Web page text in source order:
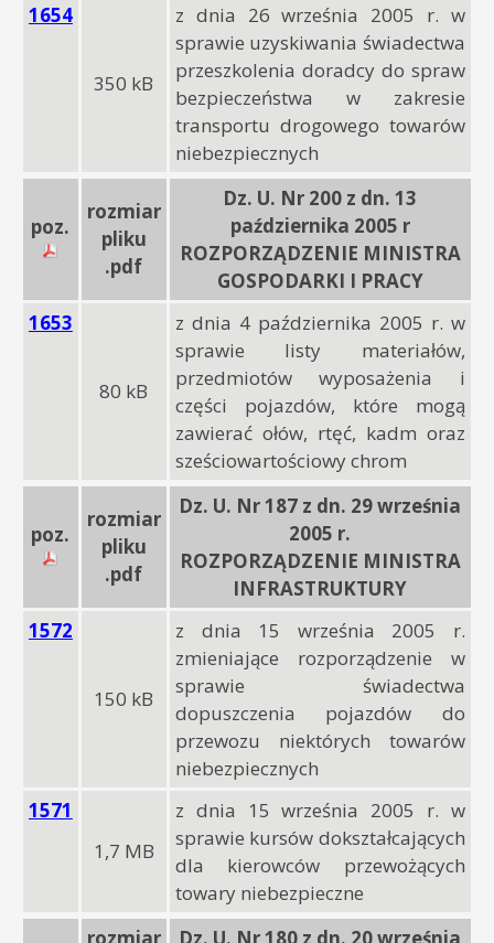
1654
350 kB
z dnia 26 września 2005 r. w
sprawie uzyskiwania świadectwa
przeszkolenia doradcy do spraw
bezpieczeństwa w zakresie
transportu drogowego towarów
niebezpiecznych
poz.
rozmiar
pliku
.pdf
Dz. U. Nr 200 z dn. 13
października 2005 r
ROZPORZĄDZENIE MINISTRA
GOSPODARKI I PRACY
1653
80 kB
z dnia 4 października 2005 r. w
sprawie listy materiałów,
przedmiotów wyposażenia i
części pojazdów, które mogą
zawierać ołów, rtęć, kadm oraz
sześciowartościowy chrom
poz.
rozmiar
pliku
.pdf
Dz. U. Nr 187 z dn. 29 września
2005 r.
ROZPORZĄDZENIE MINISTRA
INFRASTRUKTURY
1572
150 kB
z dnia 15 września 2005 r.
zmieniające rozporządzenie w
sprawie świadectwa
dopuszczenia pojazdów do
przewozu niektórych towarów
niebezpiecznych
1571
1,7 MB
z dnia 15 września 2005 r. w
sprawie kursów dokształcających
dla kierowców przewożących
towary niebezpieczne